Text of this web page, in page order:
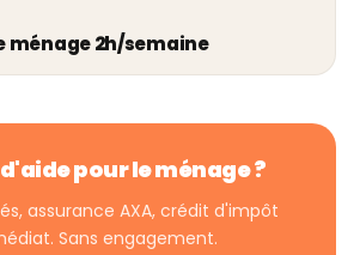
ménage 2h/semaine
pour le ménage ?
assurance AXA, crédit d'impôt
Sans engagement.